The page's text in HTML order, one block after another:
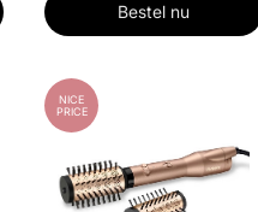
Bestel nu
NICE
PRICE